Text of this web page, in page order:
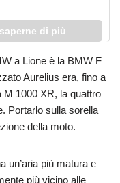
di più
a Lione è la BMW F
Aurelius era, fino a
1000 XR, la quattro
Portarlo sulla sorella
della moto.
un’aria più matura e
più vicino alle